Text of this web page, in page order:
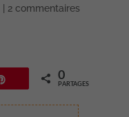
2 commentaires
Épingle 0
PARTAGES